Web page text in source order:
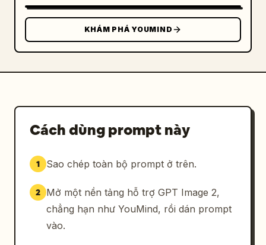
mát-xa vai cho cô ấy"},
{"role":"woman","wardrobe":"áo khoác len dệt
kim màu hồng nhạt và quần dài","action":"ngồi
thư giãn trên ghế sofa, hơi quay người về
tối nay anh làm món thịt kho tàu cho em"},
{"speaker":"Nữ
chính","color":"white","text":"Cũng biết điều
tình cảm và ấm áp"},{"title":"镜头
máy","scene":"bên trong thang máy công ty với
tường kim loại và ánh sáng trần rực
rỡ","composition":"chia thành 2 khung hình
KHÁM PHÁ YOUMIND
Cách dùng prompt này
1 Sao chép toàn bộ prompt ở trên.
2
Mở một nền tảng hỗ trợ GPT Image 2,
chẳng hạn như YouMind, rồi dán prompt
vào.